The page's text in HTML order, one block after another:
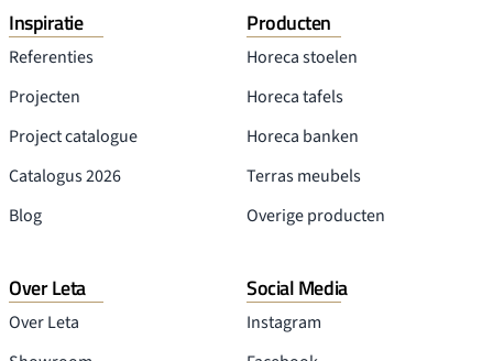
Inspiratie
Referenties
Projecten
Project catalogue
Catalogus 2026
Blog
Producten
Horeca stoelen
Horeca tafels
Horeca banken
Terras meubels
Overige producten
Over Leta
Over Leta
Social Media
Instagram